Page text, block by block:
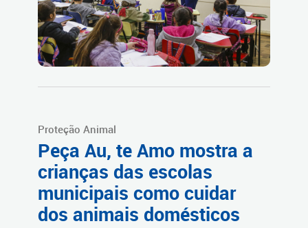
Proteção Animal
Peça Au, te Amo mostra a
crianças das escolas
municipais como cuidar
dos animais domésticos